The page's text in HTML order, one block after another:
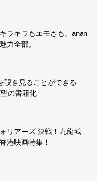
ラキラもエモさも。anan
力全部。
覗き見ることができる
の書籍化
リアーズ 決戦！九龍城
港映画特集！